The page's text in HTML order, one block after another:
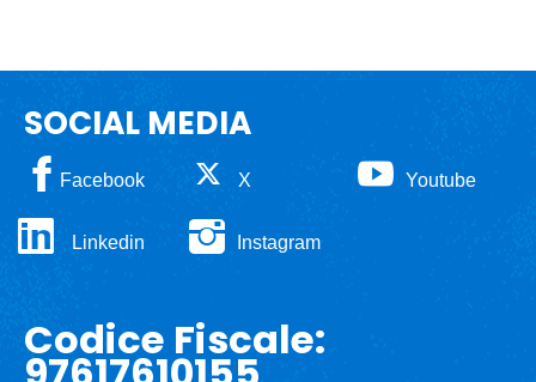
SOCIAL MEDIA
Facebook X Youtube
Linkedin Instagram
Codice Fiscale: